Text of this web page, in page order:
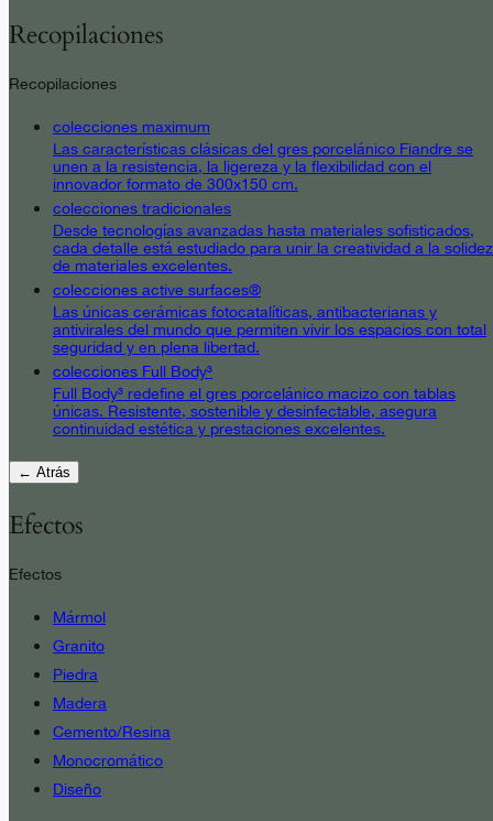
Recopilaciones
Recopilaciones
colecciones maximum
Las características clásicas del gres porcelánico Fiandre se
unen a la resistencia, la ligereza y la flexibilidad con el
innovador formato de 300x150 cm.
colecciones tradicionales
Desde tecnologías avanzadas hasta materiales sofisticados,
cada detalle está estudiado para unir la creatividad a la solidez
de materiales excelentes.
colecciones active surfaces®
Las únicas cerámicas fotocatalíticas, antibacterianas y
antivirales del mundo que permiten vivir los espacios con total
seguridad y en plena libertad.
colecciones Full Body³
Full Body³ redefine el gres porcelánico macizo con tablas
únicas. Resistente, sostenible y desinfectable, asegura
continuidad estética y prestaciones excelentes.
← Atrás
Efectos
Efectos
Mármol
Granito
Piedra
Madera
Cemento/Resina
Monocromático
Diseño